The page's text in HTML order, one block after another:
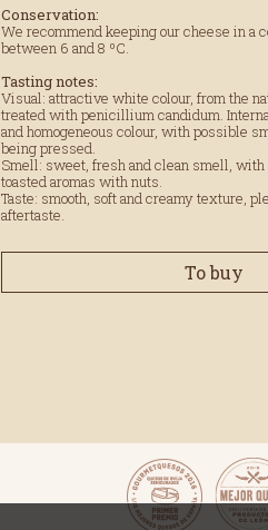
Conservation:
We recommend keeping our cheese in a
between 6 and 8 ºC.
Tasting notes:
Visual: attractive white colour, from the
treated with penicillium candidum.
and homogeneous colour, with possible
being pressed.
Smell: sweet, fresh and clean smell,
toasted aromas with nuts.
Taste: smooth, soft and creamy texture,
aftertaste.
To buy